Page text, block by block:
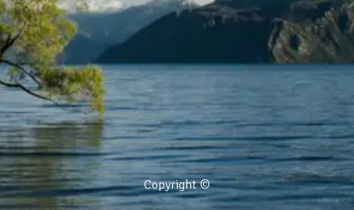
Copyright ©